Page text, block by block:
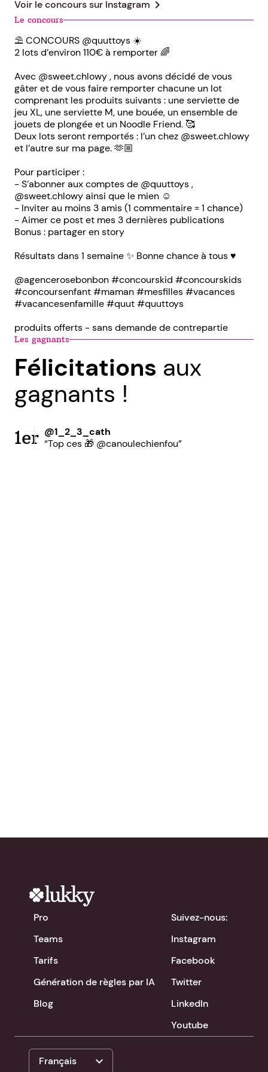
Voir le concours sur Instagram chevron_right
Le concours
⛱️ CONCOURS @quuttoys ☀️
2 lots d’environ 110€ à remporter 🌈
Avec @sweet.chlowy , nous avons décidé de vous
gâter et de vous faire remporter chacune un lot
comprenant les produits suivants : une serviette de
jeu XL, une serviette M, une bouée, un ensemble de
jouets de plongée et un Noodle Friend. 🥰
Deux lots seront remportés : l’un chez @sweet.chlowy
et l’autre sur ma page. 🫶🏼
Pour participer :
- S’abonner aux comptes de @quuttoys ,
@sweet.chlowy ainsi que le mien ☺️
- Inviter au moins 3 amis (1 commentaire = 1 chance)
- Aimer ce post et mes 3 dernières publications
Bonus : partager en story
Résultats dans 1 semaine ✨ Bonne chance à tous ♥️
@agencerosebonbon #concourskid #concourskids
#concoursenfant #maman #mesfilles #vacances
#vacancesenfamille #quut #quuttoys
produits offerts - sans demande de contrepartie
Les gagnants
Félicitations aux
gagnants !
1er @1_2_3_cath
“Top ces 🎁 @canoulechienfou”
Pro
Teams
Tarifs
Génération de règles par IA
Blog
Suivez-nous:
Instagram
Facebook
Twitter
LinkedIn
Youtube
Français expand_more